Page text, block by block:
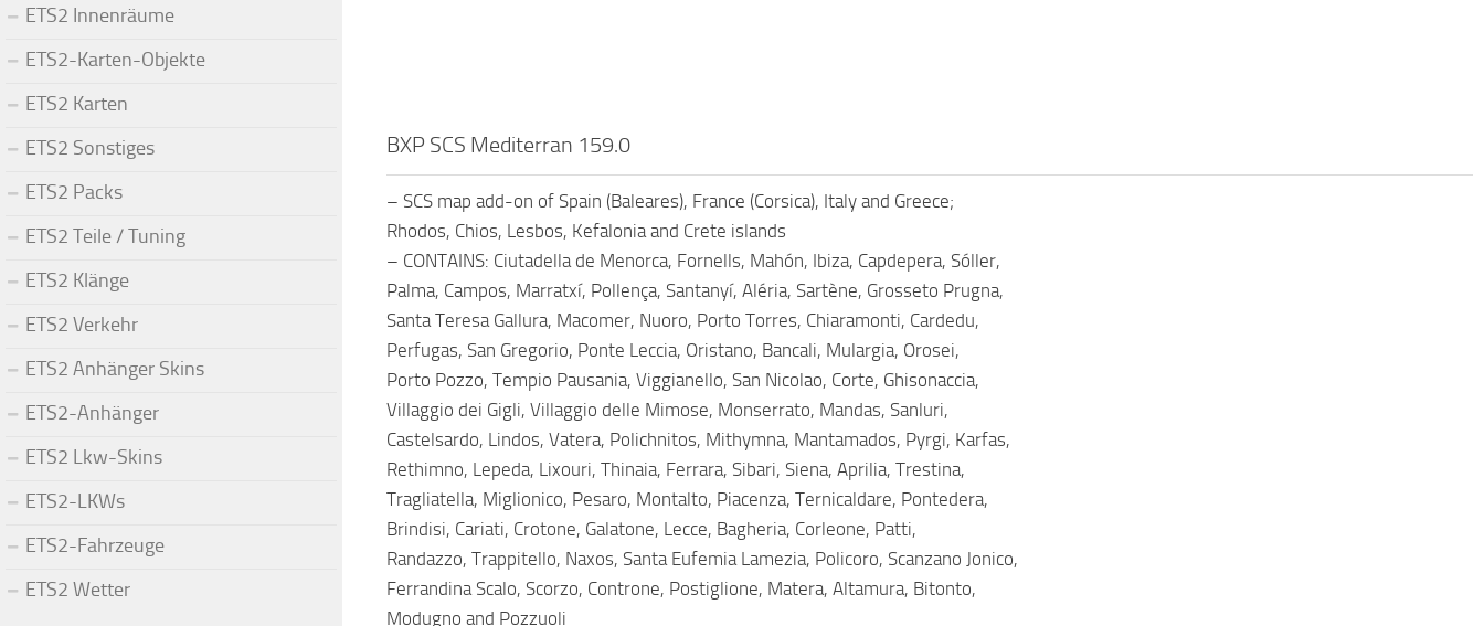
BXP SCS Mediterran 159.0
– SCS map add-on of Spain (Baleares), France (Corsica), Italy and Greece;
Rhodos, Chios, Lesbos, Kefalonia and Crete islands
– CONTAINS: Ciutadella de Menorca, Fornells, Mahón, Ibiza, Capdepera, Sóller,
Palma, Campos, Marratxí, Pollença, Santanyí, Aléria, Sartène, Grosseto Prugna,
Santa Teresa Gallura, Macomer, Nuoro, Porto Torres, Chiaramonti, Cardedu,
Perfugas, San Gregorio, Ponte Leccia, Oristano, Bancali, Mulargia, Orosei,
Porto Pozzo, Tempio Pausania, Viggianello, San Nicolao, Corte, Ghisonaccia,
Villaggio dei Gigli, Villaggio delle Mimose, Monserrato, Mandas, Sanluri,
Castelsardo, Lindos, Vatera, Polichnitos, Mithymna, Mantamados, Pyrgi, Karfas,
Rethimno, Lepeda, Lixouri, Thinaia, Ferrara, Sibari, Siena, Aprilia, Trestina,
Tragliatella, Miglionico, Pesaro, Montalto, Piacenza, Ternicaldare, Pontedera,
Brindisi, Cariati, Crotone, Galatone, Lecce, Bagheria, Corleone, Patti,
Randazzo, Trappitello, Naxos, Santa Eufemia Lamezia, Policoro, Scanzano Jonico,
Ferrandina Scalo, Scorzo, Controne, Postiglione, Matera, Altamura, Bitonto,
Modugno and Pozzuoli
ETS2 Innenräume
ETS2-Karten-Objekte
ETS2 Karten
ETS2 Sonstiges
ETS2 Packs
ETS2 Teile / Tuning
ETS2 Klänge
ETS2 Verkehr
ETS2 Anhänger Skins
ETS2-Anhänger
ETS2 Lkw-Skins
ETS2-LKWs
ETS2-Fahrzeuge
ETS2 Wetter